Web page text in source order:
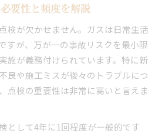
要性と頻度を解説
検が欠かせません。ガスは日常生活
すが、万が一の事故リスクを最小限
施が義務付けられています。特に新
良や施工ミスが後々のトラブルにつ
点検の重要性は非常に高いと言えま
として4年に1回程度が一般的です